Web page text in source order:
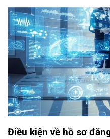
Điều kiện về hồ sơ